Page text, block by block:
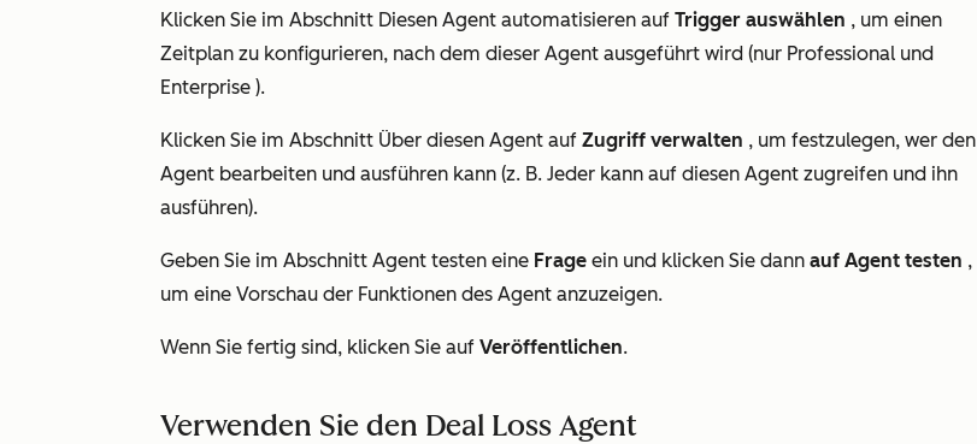
Klicken Sie im Abschnitt Diesen Agent automatisieren auf Trigger auswählen , um einen
Zeitplan zu konfigurieren, nach dem dieser Agent ausgeführt wird (nur Professional und
Enterprise ).
Klicken Sie im Abschnitt Über diesen Agent auf Zugriff verwalten , um festzulegen, wer den
Agent bearbeiten und ausführen kann (z. B. Jeder kann auf diesen Agent zugreifen und ihn
ausführen).
Geben Sie im Abschnitt Agent testen eine Frage ein und klicken Sie dann auf Agent testen ,
um eine Vorschau der Funktionen des Agent anzuzeigen.
Wenn Sie fertig sind, klicken Sie auf Veröffentlichen.
Verwenden Sie den Deal Loss Agent